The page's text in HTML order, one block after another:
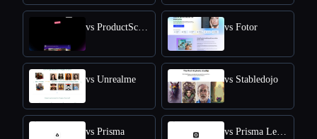
vs ProductScope AI vs Fotor
vs Unrealme vs Stabledojo
vs Prisma vs Prisma Lensa